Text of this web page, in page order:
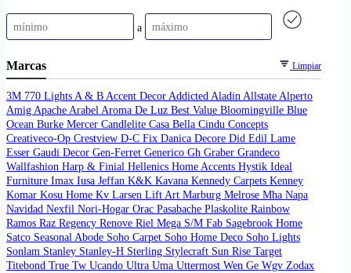
a
Marcas Limpiar
3M 770 LightsA & BAccent DecorAddictedAladinAllstateAlperto
AmigApacheArabelAroma De Luz Best Value Bloomingville Blue
Ocean Burke Mercer Candlelite Casa Bella Cindu Concepts
Creativeco-Op Crestview D-C Fix Danica Decore Did Edil Lame
Esser Gaudi Decor Gen-Ferret Generico Gh Graber Grandeco
Wallfashion Harp & Finial Hellenics Home Accents Hystik Ideal
Furniture Imax Iusa Jeffan K&K Kavana Kennedy Carpets Kenney
Komar Kosu Home Kv Larsen Lift Art Marburg Melrose Mha Napa
Navidad Nexfil Nori-Hogar Orac Pasabache Plaskolite Rainbow
Ramos Raz Regency Renove Riel Mega S/M Fab Sagebrook Home
Satco Seasonal Abode Soho Carpet Soho Home Deco Soho Lights
Sonlam Stanley Stanley-H Sterling Stylecraft Sun Rise Target
Titebond True Tw Ucando Ultra Uma Uttermost Wen Ge Wgv Zodax